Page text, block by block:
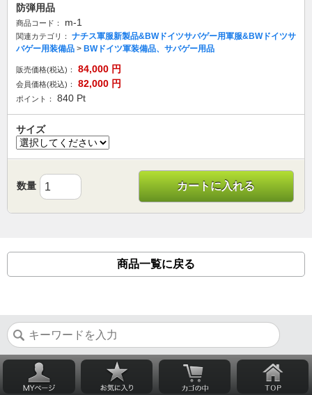
防弾用品
商品コード： m-1
関連カテゴリ：
ナチス軍服新製品&BWドイツサバゲー用軍服&BWドイツサ
バゲー用装備品 > BWドイツ軍装備品、サバゲー用品
販売価格(税込)： 84,000 円
会員価格(税込)： 82,000 円
ポイント： 840 Pt
サイズ
数量 カートに入れる
商品一覧に戻る